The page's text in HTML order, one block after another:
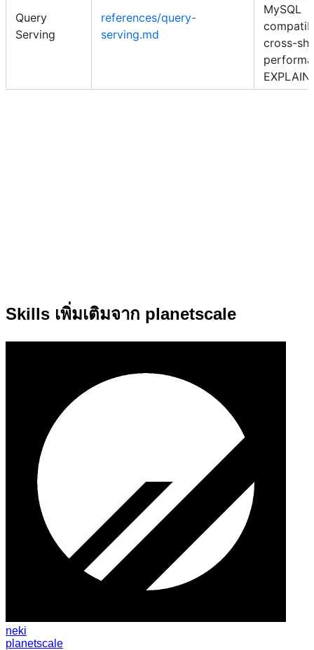
Query
Serving
references/query-
serving.md
MySQL
cross-
EXPLAIN
Skills เพิ่มเติมจาก planetscale
neki
planetscale